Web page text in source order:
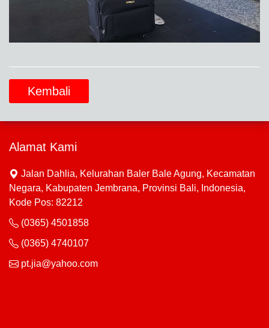
Kembali
Alamat Kami
Jalan Dahlia, Kelurahan Baler Bale Agung, Kecamatan
Negara, Kabupaten Jembrana, Provinsi Bali, Indonesia,
Kode Pos: 82212
(0365) 4501858
(0365) 4740107
pt.jia@yahoo.com